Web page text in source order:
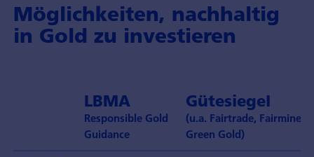
Möglichkeiten, nachhaltig
in Gold zu investieren
LBMA
Responsible Gold
Guidance
Gütesiegel
(u.a. Fairtrade, Fairmined,
Green Gold)